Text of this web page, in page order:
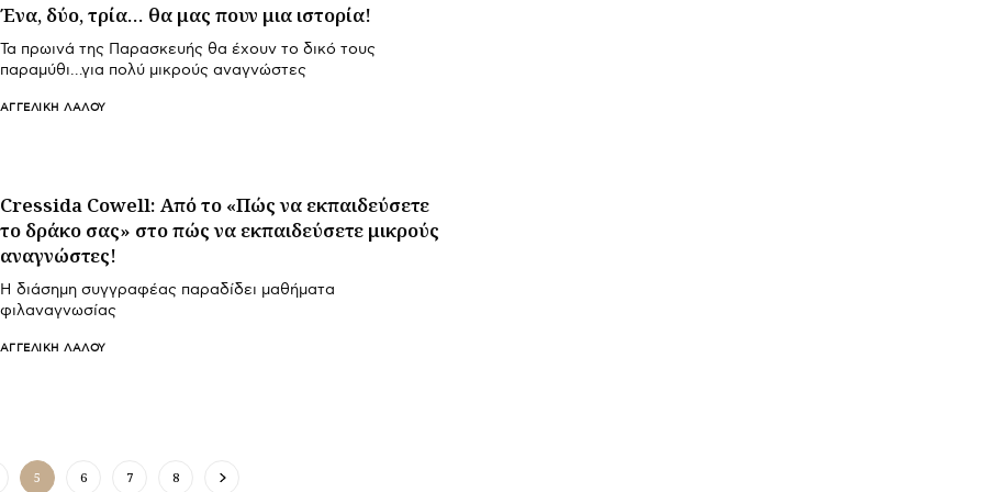
Ένα, δύο, τρία… θα μας πουν μια ιστορία!
Τα πρωινά της Παρασκευής θα έχουν το δικό τους
παραμύθι…για πολύ μικρούς αναγνώστες
ΑΓΓΕΛΙΚΉ ΛΆΛΟΥ
Cressida Cowell: Από το «Πώς να εκπαιδεύσετε
το δράκο σας» στο πώς να εκπαιδεύσετε μικρούς
αναγνώστες!
Η διάσημη συγγραφέας παραδίδει μαθήματα
φιλαναγνωσίας
ΑΓΓΕΛΙΚΉ ΛΆΛΟΥ
5 6 7 8